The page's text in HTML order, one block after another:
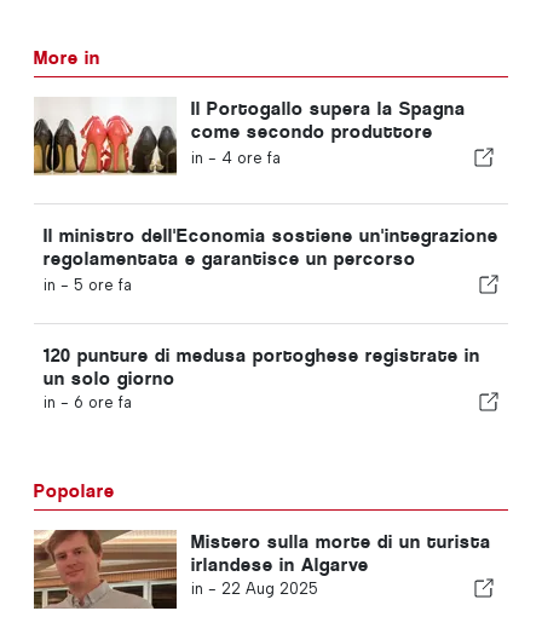
More in
Il Portogallo supera la Spagna
come secondo produttore
europeo di calzature
in - 4 ore fa
Il ministro dell'Economia sostiene un'integrazione
regolamentata e garantisce un percorso
accelerato per gli immigrati
in - 5 ore fa
120 punture di medusa portoghese registrate in
un solo giorno
in - 6 ore fa
Popolare
Mistero sulla morte di un turista
irlandese in Algarve
in - 22 Aug 2025